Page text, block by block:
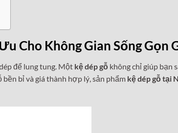
Cho Không Gian Sống Gọn
để lung tung. Một kệ dép gỗ không chỉ giúp bạn
bỉ và giá thành hợp lý, sản phẩm kệ dép gỗ tại